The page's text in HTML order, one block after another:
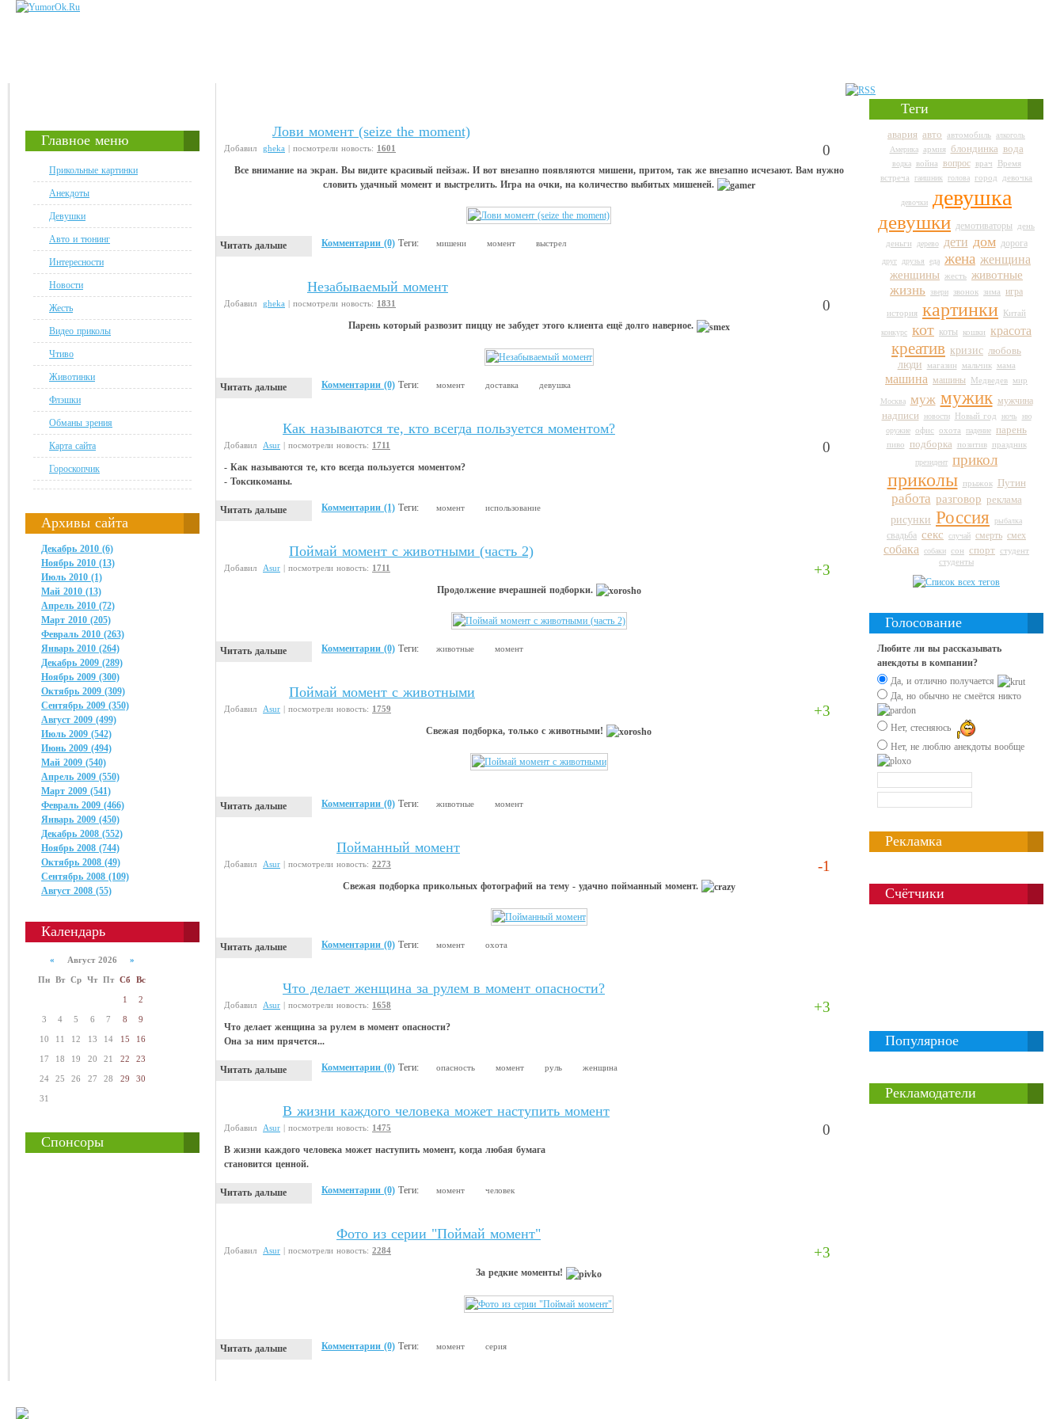
Главное меню
Прикольные картинки
Анекдоты
Девушки
Авто и тюнинг
Интересности
Новости
Жесть
Видео приколы
Чтиво
Животинки
Флэшки
Обманы зрения
Карта сайта
Гороскопчик
Архивы сайта
Декабрь 2010 (6)
Ноябрь 2010 (13)
Июль 2010 (1)
Май 2010 (13)
Апрель 2010 (72)
Март 2010 (205)
Февраль 2010 (263)
Январь 2010 (264)
Декабрь 2009 (289)
Ноябрь 2009 (300)
Октябрь 2009 (309)
Сентябрь 2009 (350)
Август 2009 (499)
Июль 2009 (542)
Июнь 2009 (494)
Май 2009 (540)
Апрель 2009 (550)
Март 2009 (541)
Февраль 2009 (466)
Январь 2009 (450)
Декабрь 2008 (552)
Ноябрь 2008 (744)
Октябрь 2008 (49)
Сентябрь 2008 (109)
Август 2008 (55)
Календарь
« Август 2026 »
Пн Вт Ср Чт Пт Сб Вс
1 2
3 4 5 6 7 8 9
10 11 12 13 14 15 16
17 18 19 20 21 22 23
24 25 26 27 28 29 30
31
Спонсоры
Лови момент (seize the moment)
0
Добавил gheka | посмотрели новость: 1601
Все внимание на экран. Вы видите красивый пейзаж. И вот внезапно появляются мишени, притом, так же внезапно исчезают. Вам нужно
словить удачный момент и выстрелить. Игра на очки, на количество выбитых мишеней.
Читать дальше Комментарии (0) Теги: мишени момент выстрел
Незабываемый момент
0
Добавил gheka | посмотрели новость: 1831
Парень который развозит пиццу не забудет этого клиента ещё долго наверное.
Читать дальше Комментарии (0) Теги: момент доставка девушка
Как называются те, кто всегда пользуется моментом?
0
Добавил Asur | посмотрели новость: 1711
- Как называются те, кто всегда пользуется моментом?
- Токсикоманы.
Читать дальше Комментарии (1) Теги: момент использование
Поймай момент с животными (часть 2)
+3
Добавил Asur | посмотрели новость: 1711
Продолжение вчерашней подборки.
Читать дальше Комментарии (0) Теги: животные момент
Поймай момент с животными
+3
Добавил Asur | посмотрели новость: 1759
Свежая подборка, только с животными!
Читать дальше Комментарии (0) Теги: животные момент
Пойманный момент
-1
Добавил Asur | посмотрели новость: 2273
Свежая подборка прикольных фотографий на тему - удачно пойманный момент.
Читать дальше Комментарии (0) Теги: момент охота
Что делает женщина за рулем в момент опасности?
+3
Добавил Asur | посмотрели новость: 1658
Что делает женщина за рулем в момент опасности?
Она за ним прячется...
Читать дальше Комментарии (0) Теги: опасность момент руль женщина
В жизни каждого человека может настyпить момент
0
Добавил Asur | посмотрели новость: 1475
В жизни каждого человека может настyпить момент, когда любая бyмага
становится ценной.
Читать дальше Комментарии (0) Теги: момент человек
Фото из серии "Поймай момент"
+3
Добавил Asur | посмотрели новость: 2284
За редкие моменты!
Читать дальше Комментарии (0) Теги: момент серия
Теги
авария авто автомобиль алкоголь
Америка армия блондинка вода
водка война вопрос врач Время
встреча гаишник голова город девочка
девочки девушка
девушки демотиваторы день
деньги дерево дети дом дорога
друг друзья еда жена женщина
женщины жесть животные
жизнь звери звонок зима игра
история картинки Китай
конкурс кот коты кошки красота
креатив кризис любовь
люди
магазин мальчик мама
машина машины Медведев мир
Москва муж мужик мужчина
надписи
новости Новый год ночь
ню
оружие офис охота падение парень
пиво подборка позитив праздник
президент прикол
приколы прыжок Путин
работа разговор реклама
рисунки Россия рыбалка
свадьба секс случай смерть смех
собака собаки сон спорт студент
студенты
Голосование
Любите ли вы рассказывать
анекдоты в компании?
Да, и отлично получается
Да, но обычно не смеётся никто
Нет, стесняюсь
Нет, не люблю анекдоты вообще
Рекламка
Счётчики
Популярное
Рекламодатели